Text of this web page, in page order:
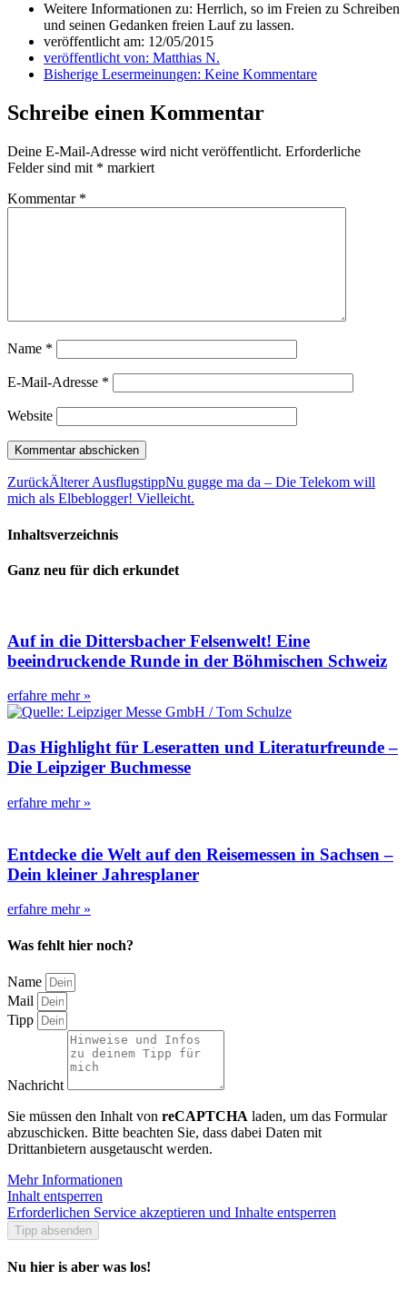
Weitere Informationen zu: Herrlich, so im Freien zu Schreiben
und seinen Gedanken freien Lauf zu lassen.
veröffentlicht am: 12/05/2015
veröffentlicht von: Matthias N.
Bisherige Lesermeinungen: Keine Kommentare
Schreibe einen Kommentar
Deine E-Mail-Adresse wird nicht veröffentlicht. Erforderliche
Felder sind mit * markiert
Kommentar *
Name *
E-Mail-Adresse *
Website
ZurückÄlterer AusflugstippNu gugge ma da – Die Telekom will
mich als Elbeblogger! Vielleicht.
Inhaltsverzeichnis
Ganz neu für dich erkundet
Auf in die Dittersbacher Felsenwelt! Eine
beeindruckende Runde in der Böhmischen Schweiz
erfahre mehr »
Das Highlight für Leseratten und Literaturfreunde –
Die Leipziger Buchmesse
erfahre mehr »
Entdecke die Welt auf den Reisemessen in Sachsen –
Dein kleiner Jahresplaner
erfahre mehr »
Was fehlt hier noch?
Name
Mail
Tipp
Nachricht
Sie müssen den Inhalt von reCAPTCHA laden, um das Formular
abzuschicken. Bitte beachten Sie, dass dabei Daten mit
Drittanbietern ausgetauscht werden.
Mehr Informationen
Inhalt entsperren
Erforderlichen Service akzeptieren und Inhalte entsperren
Tipp absenden
Nu hier is aber was los!